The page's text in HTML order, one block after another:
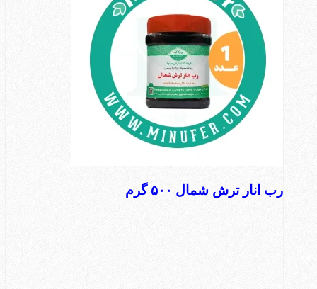
رب انار ترش شمال ۵۰۰ گرم